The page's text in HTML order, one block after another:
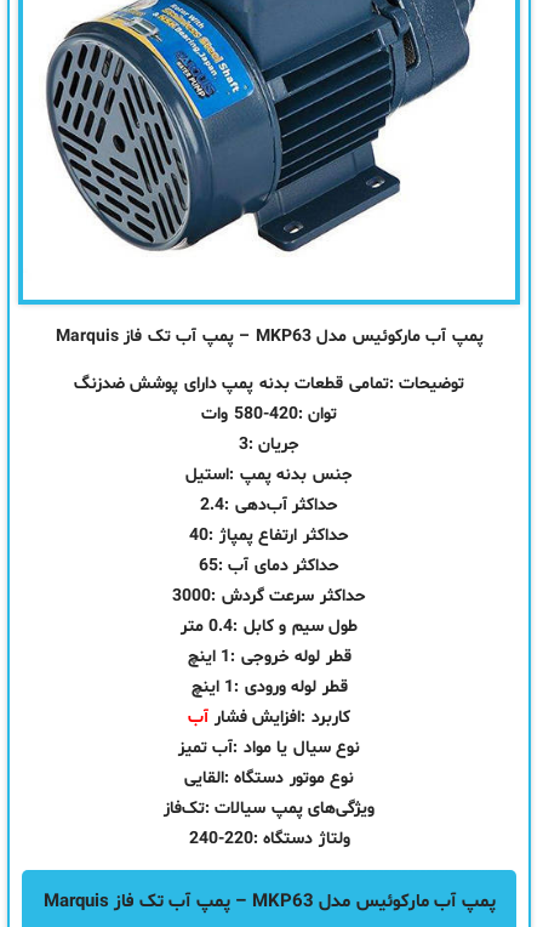
پمپ آب مارکوئیس مدل MKP63 – پمپ آب تک فاز Marquis
توضیحات :تمامی قطعات بدنه پمپ دارای پوشش ضدزنگ
توان :420-580 وات
جریان :3
جنس بدنه پمپ :استیل
حداکثر آب‌دهی :2.4
حداکثر ارتفاع پمپاژ :40
حداکثر دمای آب :65
حداکثر سرعت گردش :3000
طول سیم و کابل :0.4 متر
قطر لوله خروجی :1 اینچ
قطر لوله ورودی :1 اینچ
کاربرد :افزایش فشار آب
نوع سیال یا مواد :آب تمیز
نوع موتور دستگاه :القایی
ویژگی‌های پمپ سیالات :تک‌فاز
ولتاژ دستگاه :220-240
پمپ آب مارکوئیس مدل MKP63 – پمپ آب تک فاز Marquis